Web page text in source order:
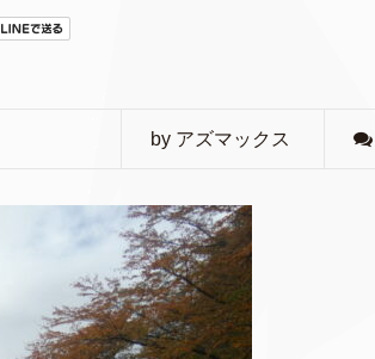
by アズマックス